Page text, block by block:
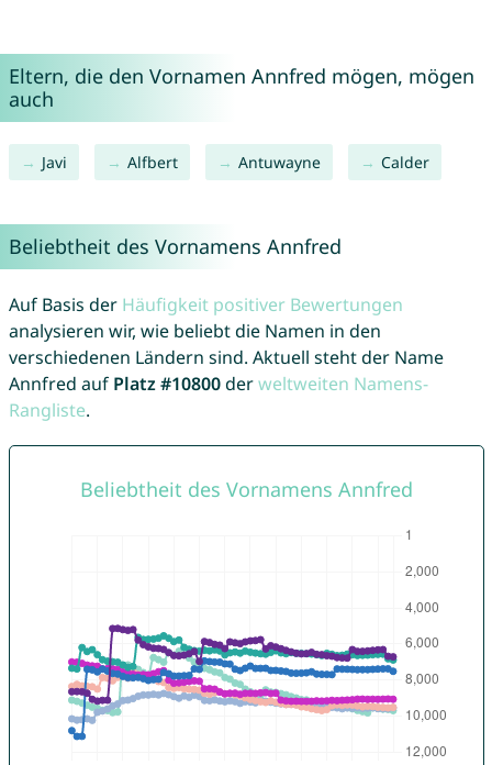
Eltern, die den Vornamen Annfred mögen, mögen
auch
Javi Alfbert Antuwayne Calder
Beliebtheit des Vornamens Annfred
Auf Basis der Häufigkeit positiver Bewertungen
analysieren wir, wie beliebt die Namen in den
verschiedenen Ländern sind. Aktuell steht der Name
Annfred auf Platz #10800derweltweiten Namens-
Rangliste.